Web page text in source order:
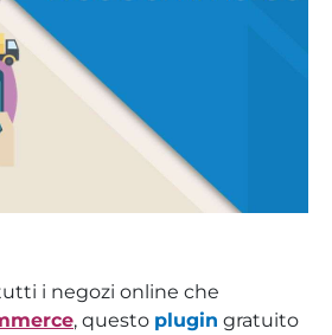
i negozi online che
, questo plugin gratuito